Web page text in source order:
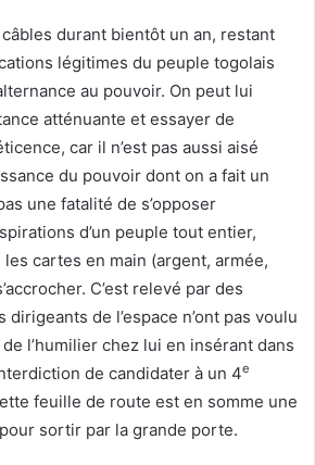
durant bientôt un an, restant
légitimes du peuple togolais
au pouvoir. On peut lui
atténuante et essayer de
car il n’est pas aussi aisé
du pouvoir dont on a fait un
une fatalité de s’opposer
d’un peuple tout entier,
cartes en main (argent, armée,
C’est relevé par des
de l’espace n’ont pas voulu
l’humilier chez lui en insérant dans
de candidater à un 4e
feuille de route est en somme une
sortir par la grande porte.